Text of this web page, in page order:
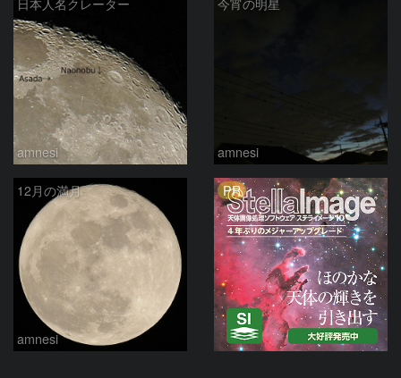
日本人名クレーター
amnesi
今宵の明星
amnesi
12月の満月
amnesi
PR